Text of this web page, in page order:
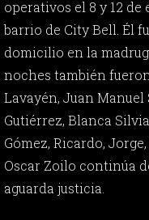
operativos el 8 y 12 de
barrio de City Bell. Él
domicilio en la
noches también
Lavayén, Juan Manuel
Gutiérrez, Blanca
Gómez, Ricardo,
Oscar Zoilo continúa
aguarda justicia.